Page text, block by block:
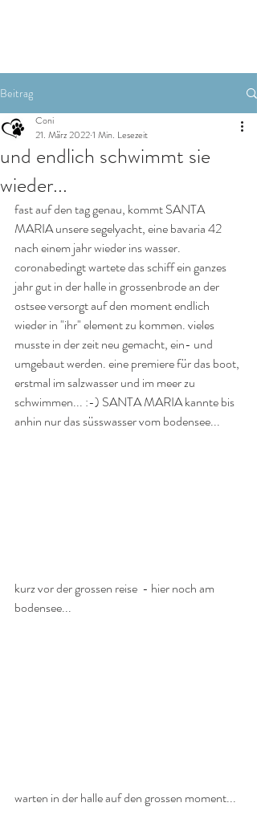
Beitrag
und endlich schwimmt sie
wieder...
Coni
21. März 20221 Min. Lesezeit
fast auf den tag genau, kommt SANTA
MARIA unsere segelyacht, eine bavaria 42
nach einem jahr wieder ins wasser.
coronabedingt wartete das schiff ein ganzes
jahr gut in der halle in grossenbrode an der
ostsee versorgt auf den moment endlich
wieder in "ihr" element zu kommen. vieles
musste in der zeit neu gemacht, ein- und
umgebaut werden. eine premiere für das boot,
erstmal im salzwasser und im meer zu
schwimmen... :-) SANTA MARIA kannte bis
anhin nur das süsswasser vom bodensee...
kurz vor der grossen reise  - hier noch am
bodensee...
warten in der halle auf den grossen moment...